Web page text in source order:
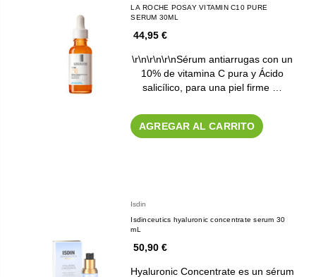
LA ROCHE POSAY VITAMIN C10 PURE
SERUM 30ML
44,95 €
\r\n\r\n\r\nSérum antiarrugas con un
10% de vitamina C pura y Ácido
salicílico, para una piel firme …
AGREGAR AL CARRITO
Isdin
Isdinceutics hyaluronic concentrate serum 30
mL
50,90 €
Hyaluronic Concentrate es un sérum